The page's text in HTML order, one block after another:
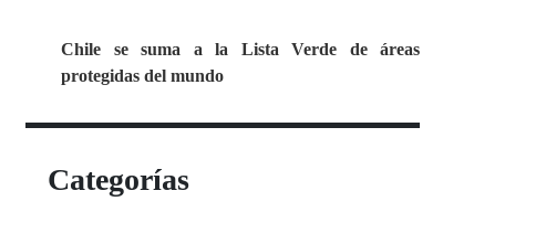
Chile se suma a la Lista Verde de áreas
protegidas del mundo
Categorías